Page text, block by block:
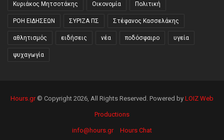
Κυριάκος Μητσοτάκης Οικονομία Πολιτική
ΡΟΗ ΕΙΔΗΣΕΩΝ ΣΥΡΙΖΑ ΠΣ Στέφανος Κασσελάκης
αθλητισμός ειδήσεις νέα ποδόσφαιρο υγεία
ψυχαγωγία
Hours.gr© Copyright 2026, All Rights Reserved. Powered by LOIZ Web
Productions
info@hours.gr Hours Chat